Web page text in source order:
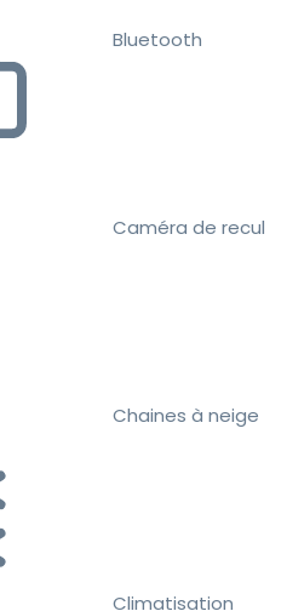
Bluetooth
Caméra de recul
Chaines à neige
Climatisation